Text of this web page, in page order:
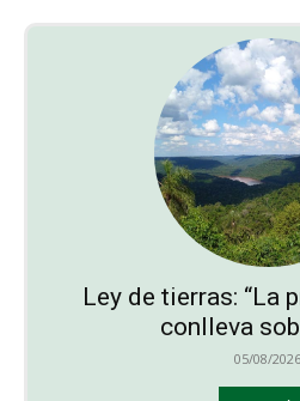
Ley de tierras: “La
conlleva
05/08/2026